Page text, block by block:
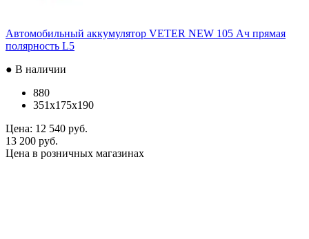
Автомобильный аккумулятор VETER NEW 105 Ач прямая
полярность L5
● В наличии
880
351x175x190
Цена: 12 540 руб.
13 200 руб.
Цена в розничных магазинах